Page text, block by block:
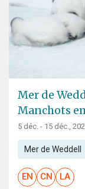
Mer de
Manchots
5 déc. - 15 déc.,
Mer de Weddell
EN CN LA